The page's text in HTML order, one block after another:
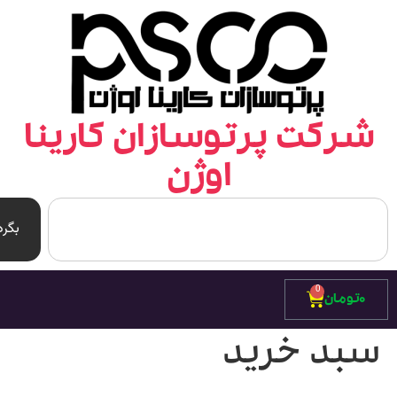
پرتوسازان کارینا
اوژن
تومان
خرید